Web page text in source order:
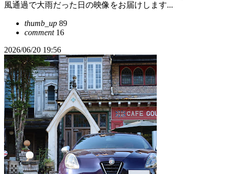
風通過で大雨だった日の映像をお届けします...
thumb_up 89
comment16
2026/06/20 19:56